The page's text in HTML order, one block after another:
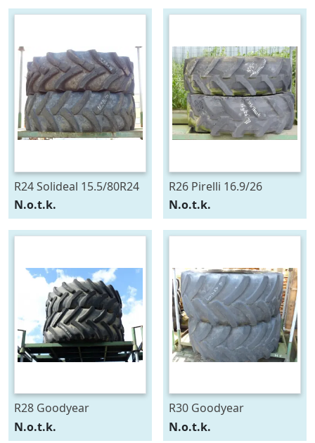
R24 Solideal 15.5/80R24
N.o.t.k.
R26 Pirelli 16.9/26
N.o.t.k.
R28 Goodyear
540/75R28
N.o.t.k.
R30 Goodyear
600/70R30
N.o.t.k.